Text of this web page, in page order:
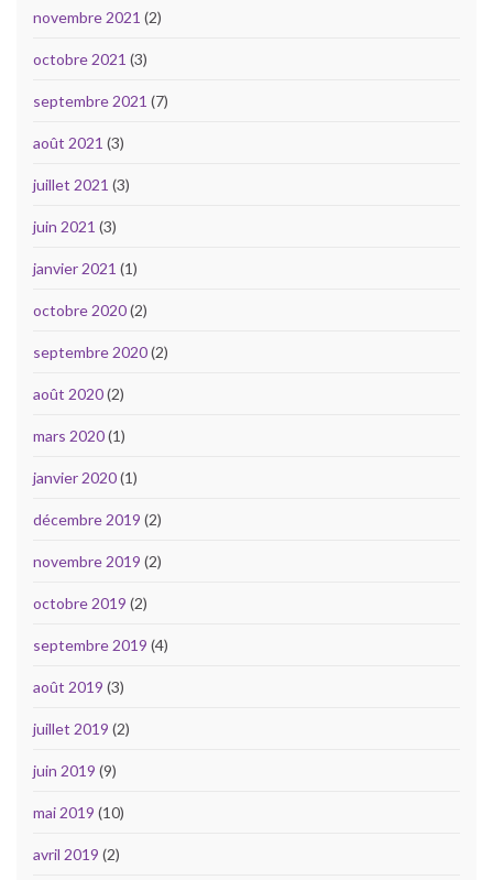
novembre 2021 (2)
octobre 2021 (3)
septembre 2021 (7)
août 2021 (3)
juillet 2021 (3)
juin 2021 (3)
janvier 2021 (1)
octobre 2020(2)
septembre 2020(2)
août 2020(2)
mars 2020(1)
janvier 2020(1)
décembre 2019 (2)
novembre 2019 (2)
octobre 2019 (2)
septembre 2019 (4)
août 2019 (3)
juillet 2019 (2)
juin 2019 (9)
mai 2019 (10)
avril 2019 (2)